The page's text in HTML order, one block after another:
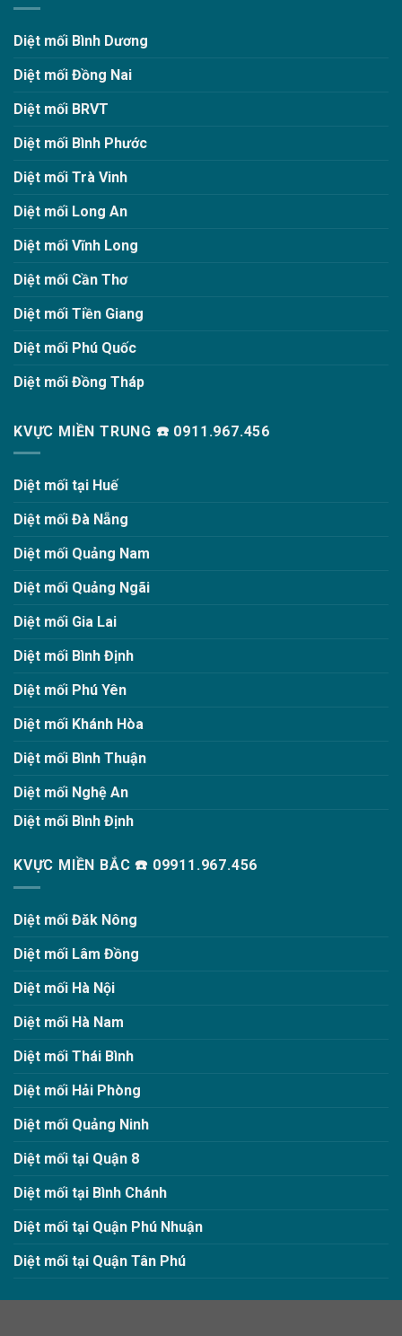
Diệt mối Bình Dương
Diệt mối Đồng Nai
Diệt mối BRVT
Diệt mối Bình Phước
Diệt mối Trà Vinh
Diệt mối Long An
Diệt mối Vĩnh Long
Diệt mối Cần Thơ
Diệt mối Tiền Giang
Diệt mối Phú Quốc
Diệt mối Đồng Tháp
KVỰC MIỀN TRUNG ☎️ 0911.967.456
Diệt mối tại Huế
Diệt mối Đà Nẵng
Diệt mối Quảng Nam
Diệt mối Quảng Ngãi
Diệt mối Gia Lai
Diệt mối Bình Định
Diệt mối Phú Yên
Diệt mối Khánh Hòa
Diệt mối Bình Thuận
Diệt mối Nghệ An
Diệt mối Bình Định
KVỰC MIỀN BẮC ☎️ 09911.967.456
Diệt mối Đăk Nông
Diệt mối Lâm Đồng
Diệt mối Hà Nội
Diệt mối Hà Nam
Diệt mối Thái Bình
Diệt mối Hải Phòng
Diệt mối Quảng Ninh
Diệt mối tại Quận 8
Diệt mối tại Bình Chánh
Diệt mối tại Quận Phú Nhuận
Diệt mối tại Quận Tân Phú